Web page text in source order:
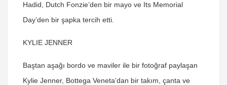
Hadid, Dutch Fonzie’den bir mayo ve Its Memorial
Day’den bir şapka tercih etti.
KYLIE JENNER
Baştan aşağı bordo ve maviler ile bir fotoğraf paylaşan
Kylie Jenner, Bottega Veneta’dan bir takım, çanta ve